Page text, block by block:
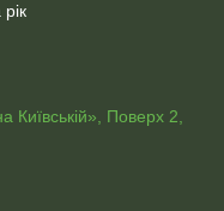
Київській», Поверх 2,